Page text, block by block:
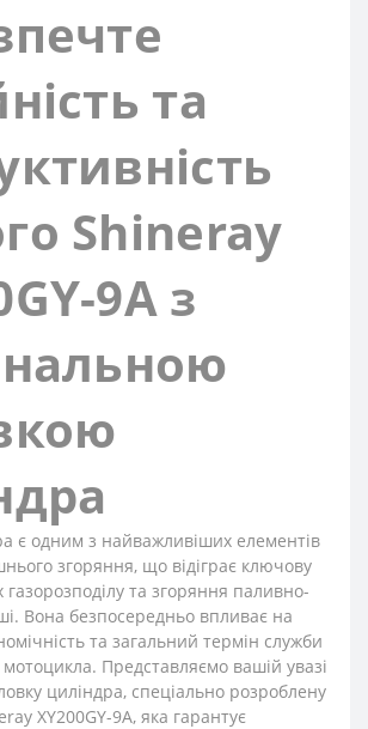
та
Shineray
9A з
є одним з найважливіших елементів
згоряння, що відіграє ключову
та згоряння паливно-
Вона безпосередньо впливає на
та загальний термін служби
Представляємо вашій увазі
циліндра, спеціально розроблену
XY200GY-9A, яка гарантує